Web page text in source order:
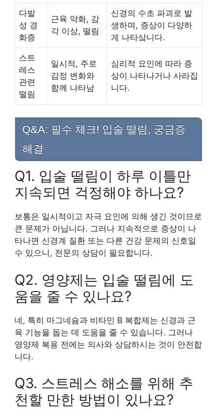
다발
성 경
화증
근육 약화, 감
각 이상, 떨림
신경의 수초 파괴로 발
생하며, 증상이 다양하
게 나타샄니다.
스트
레스
관련
떨림
일시적, 주로
감정 변화와
함께 나타남
심리적 요인에 따라 증
상이 나타나거나 사라집
니다.
Q&A: 필수 체크! 입술 떨림, 궁금증
해결
Q1. 입술 떨림이 하루 이틀만
지속되면 걱정해야 하나요?
보통은 일시적이고 자극 요인에 의해 생긴 것이므로
큰 문제가 아닙니다. 그러나 지속적으로 증상이 나
타나면 신경계 질환 또는 다른 건강 문제의 신호일
수 있으니, 전문의 상담이 필요합니다.
Q2. 영양제는 입술 떨림에 도
움을 줄 수 있나요?
네, 특히 마그네슘과 비타민 B 복합제는 신경과 근
육 기능을 돕는 데 도움을 줄 수 있습니다. 그러나
영양제 복용 전에는 의사와 상담하시는 것이 안전합
니다.
Q3. 스트레스 해소를 위해 추
천할 만한 방법이 있나요?